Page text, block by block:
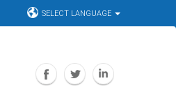
SELECT LANGUAGE